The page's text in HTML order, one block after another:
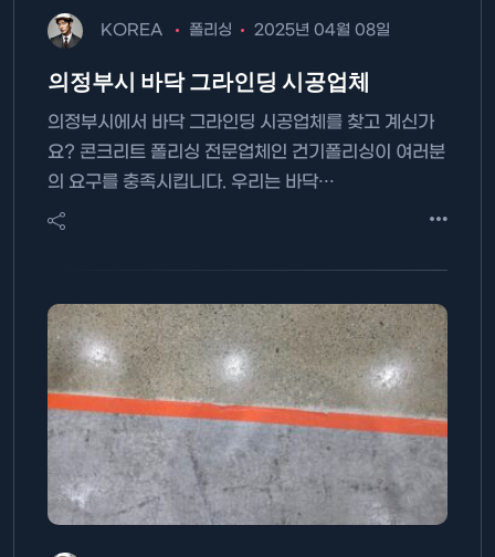
KOREA 폴리싱 2025년 04월 08일
의정부시 바닥 그라인딩 시공업체
의정부시에서 바닥 그라인딩 시공업체를 찾고 계신가
요? 콘크리트 폴리싱 전문업체인 건기폴리싱이 여러분
의 요구를 충족시킵니다. 우리는 바닥…